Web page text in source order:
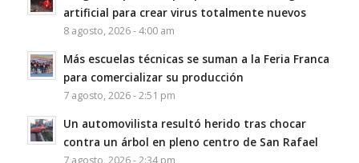
artificial para crear virus totalmente nuevos
8 agosto, 2026 - 4:00 am
Más escuelas técnicas se suman a la Feria Franca
para comercializar su producción
7 agosto, 2026 - 2:51 pm
Un automovilista resultó herido tras chocar
contra un árbol en pleno centro de San Rafael